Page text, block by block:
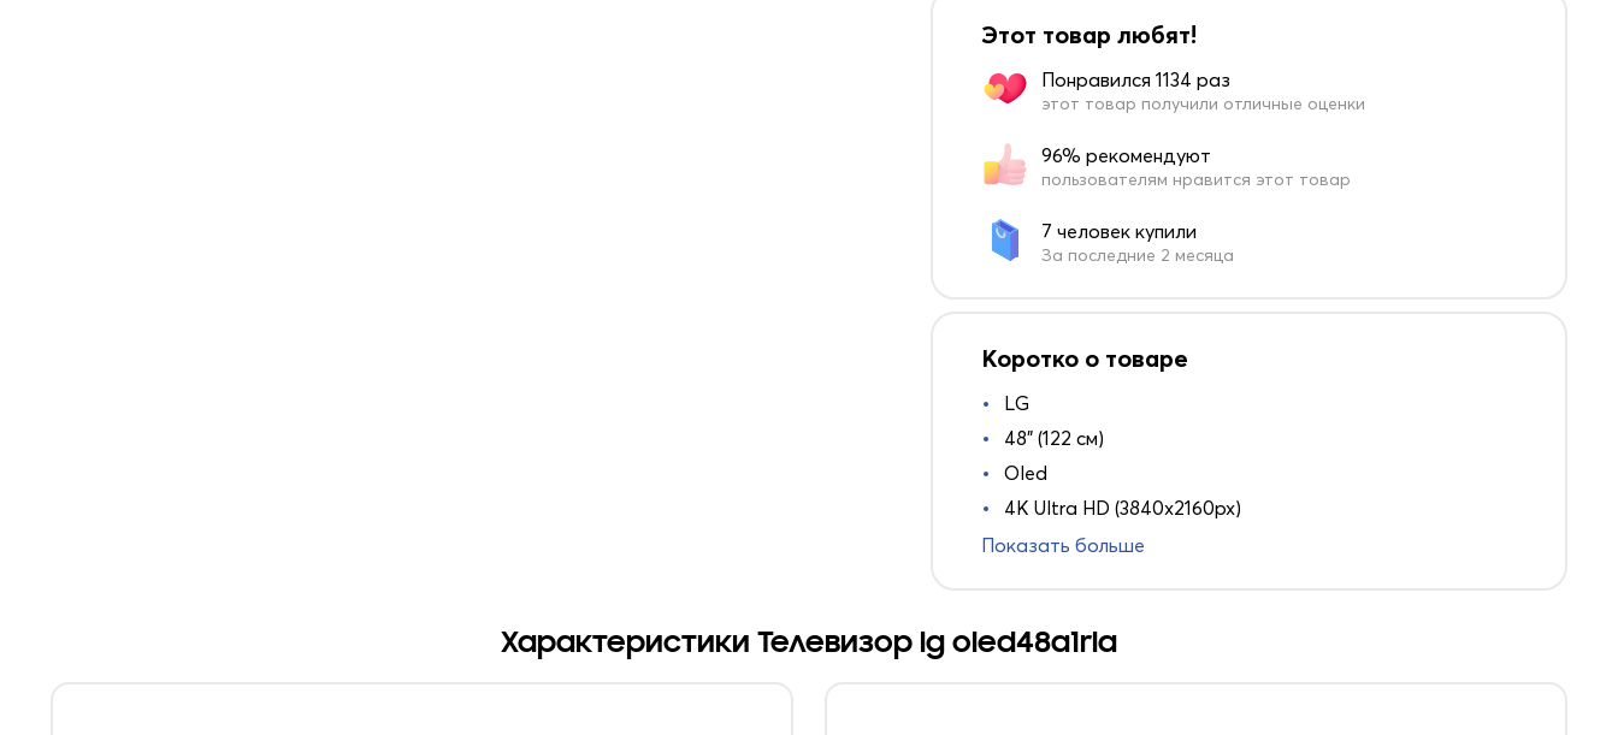
Этот товар любят!
Понравился 1134 раз
этот товар получили отличные оценки
96% рекомендуют
пользователям нравится этот товар
7 человек купили
За последние 2 месяца
Коротко о товаре
LG
48" (122 см)
Oled
4K Ultra HD (3840x2160px)
Показать больше
Характеристики Телевизор lg oled48a1rla